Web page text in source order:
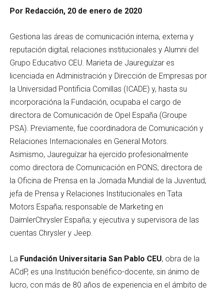
Por Redacción, 20 de enero de 2020
Gestiona las áreas de comunicación interna, externa y
reputación digital, relaciones institucionales y Alumni del
Grupo Educativo CEU. Marieta de Jaureguízar es
licenciada en Administración y Dirección de Empresas por
la Universidad Pontificia Comillas (ICADE) y, hasta su
incorporacióna la Fundación, ocupaba el cargo de
directora de Comunicación de Opel España (Groupe
PSA). Previamente, fue coordinadora de Comunicación y
Relaciones Internacionales en General Motors.
Asimismo, Jaureguízar ha ejercido profesionalmente
como directora de Comunicación en PONS; directora de
la Oficina de Prensa en la Jornada Mundial de la Juventud;
jefa de Prensa y Relaciones Institucionales en Tata
Motors España; responsable de Marketing en
DaimlerChrysler España; y ejecutiva y supervisora de las
cuentas Chrysler y Jeep.
La Fundación Universitaria San Pablo CEU, obra de la
ACdP, es una Institución benéfico-docente, sin ánimo de
lucro, con más de 80 años de experiencia en el ámbito de